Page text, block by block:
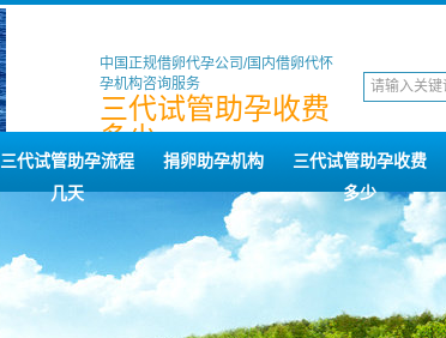
中国正规借卵代孕公司/国内借卵代怀
孕机构咨询服务
三代试管助孕收费
多少
三代试管助孕流程
几天
捐卵助孕机构
三代试管助孕收费
多少